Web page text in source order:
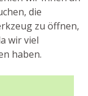
die
zu öffnen,
wir viel
haben.